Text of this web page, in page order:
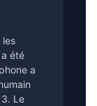
les
été
a
Le